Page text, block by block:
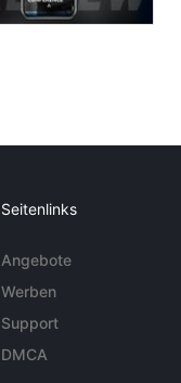
Seitenlinks
Angebote
Werben
Support
DMCA